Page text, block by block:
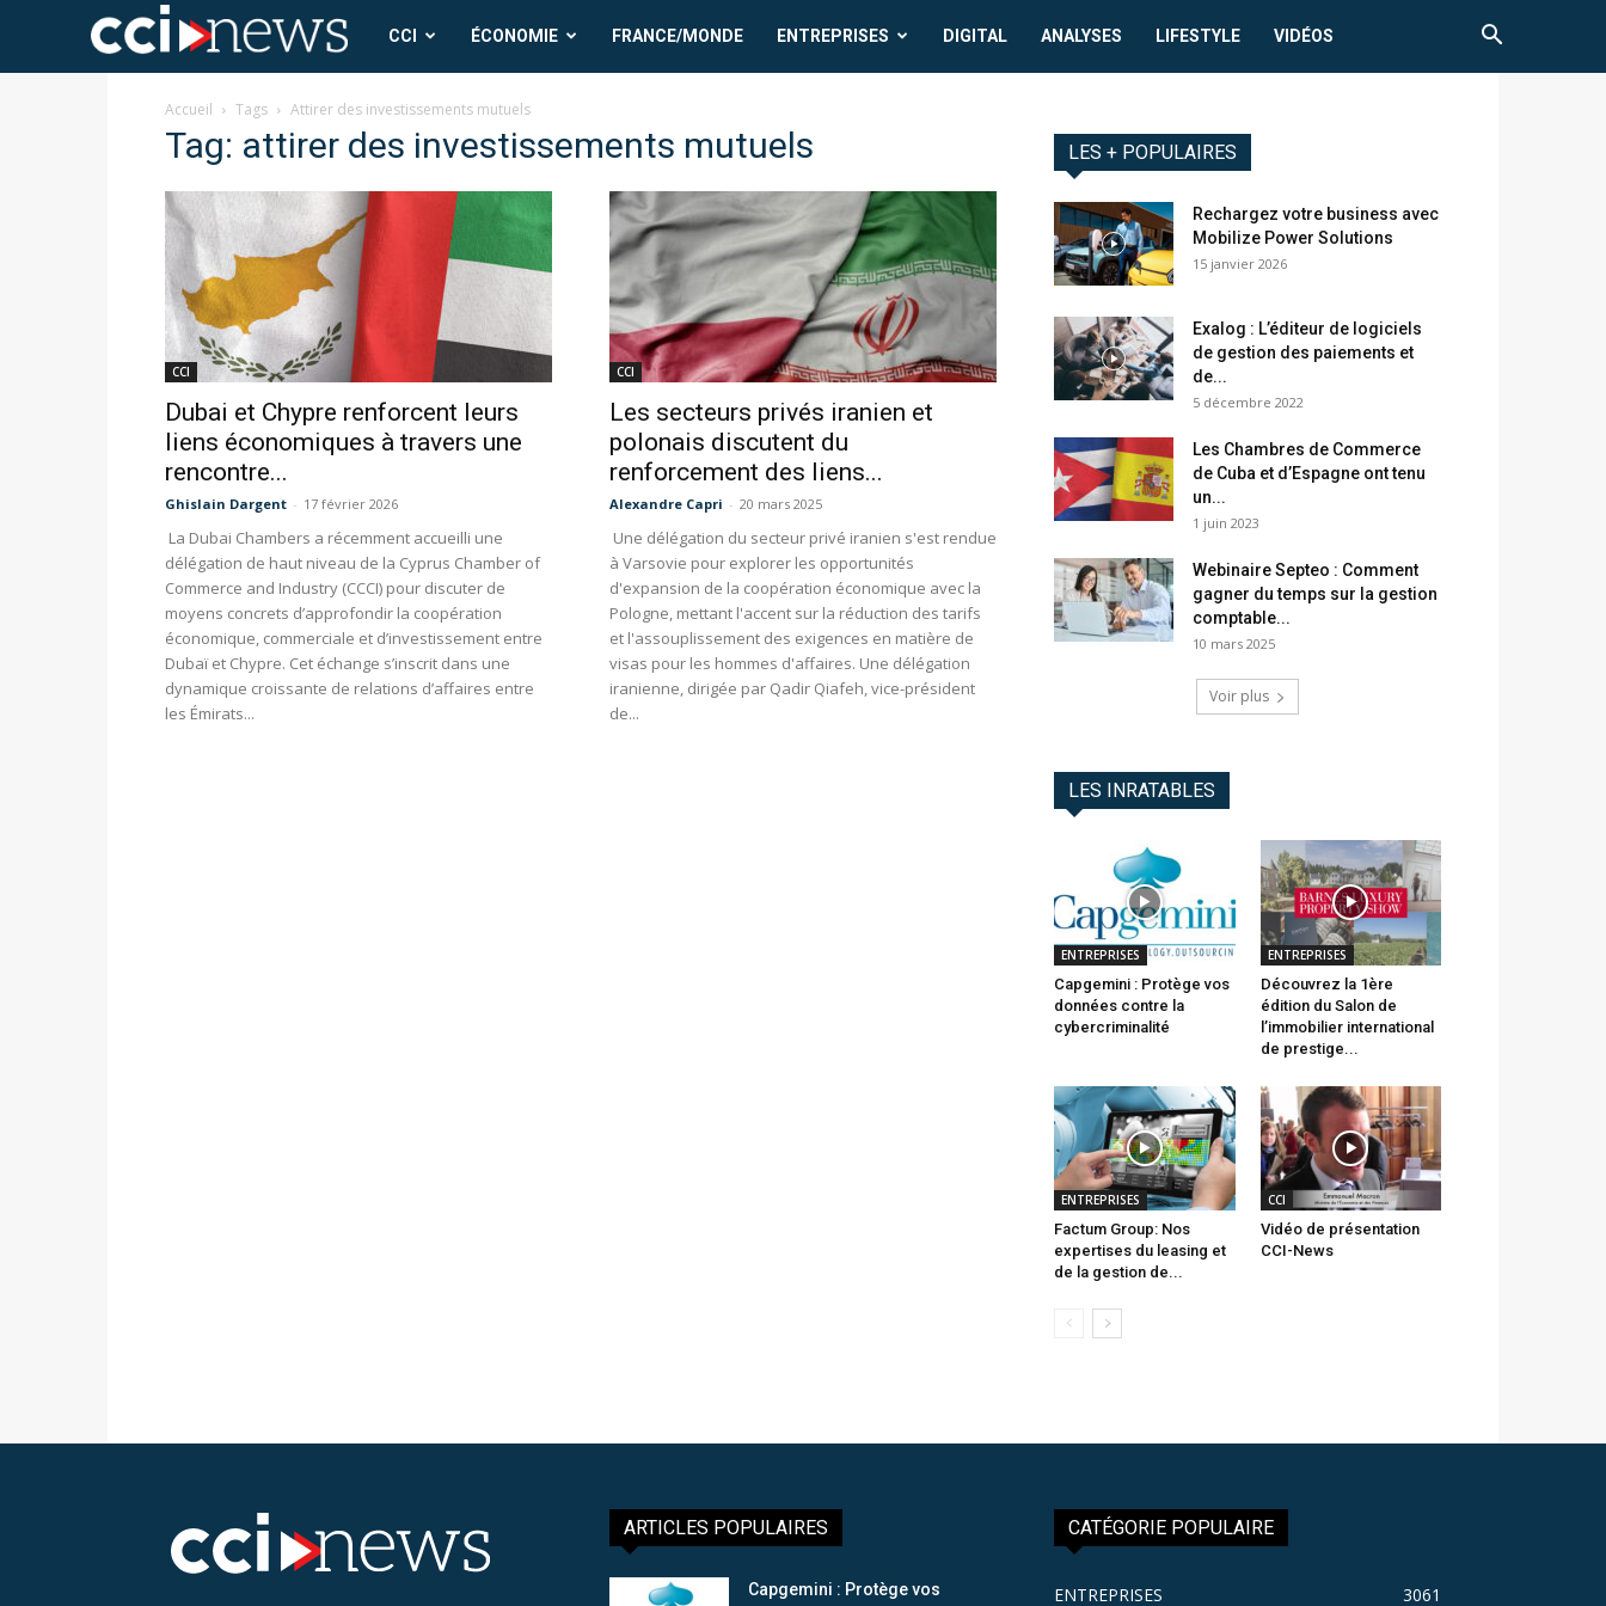
CCI
News
CCI ÉCONOMIE FRANCE/MONDE ENTREPRISES DIGITAL ANALYSES LIFESTYLE VIDÉOS
Accueil Tags Attirer des investissements mutuels
Tag: attirer des investissements mutuels
CCI
Dubai et Chypre renforcent leurs
liens économiques à travers une
rencontre...
Ghislain Dargent - 17 février 2026
La Dubai Chambers a récemment accueilli une
délégation de haut niveau de la Cyprus Chamber of
Commerce and Industry (CCCI) pour discuter de
moyens concrets d’approfondir la coopération
économique, commerciale et d’investissement entre
Dubaï et Chypre. Cet échange s’inscrit dans une
dynamique croissante de relations d’affaires entre
les Émirats...
CCI
Les secteurs privés iranien et
polonais discutent du
renforcement des liens...
Alexandre Capri - 20 mars 2025
Une délégation du secteur privé iranien s'est rendue
à Varsovie pour explorer les opportunités
d'expansion de la coopération économique avec la
Pologne, mettant l'accent sur la réduction des tarifs
et l'assouplissement des exigences en matière de
visas pour les hommes d'affaires. Une délégation
iranienne, dirigée par Qadir Qiafeh, vice-président
de...
LES + POPULAIRES
Rechargez votre business avec
Mobilize Power Solutions
15 janvier 2026
Exalog : L’éditeur de logiciels
de gestion des paiements et
de...
5 décembre 2022
Les Chambres de Commerce
de Cuba et d’Espagne ont tenu
un...
1 juin 2023
Webinaire Septeo : Comment
gagner du temps sur la gestion
comptable...
10 mars 2025
Voir plus
LES INRATABLES
ENTREPRISES
Capgemini : Protège vos
données contre la
cybercriminalité
ENTREPRISES
Découvrez la 1ère
édition du Salon de
l’immobilier international
de prestige...
ENTREPRISES
Factum Group: Nos
expertises du leasing et
de la gestion de...
CCI
Vidéo de présentation
CCI-News
ARTICLES POPULAIRES
Capgemini : Protège vos
CATÉGORIE POPULAIRE
ENTREPRISES 3061